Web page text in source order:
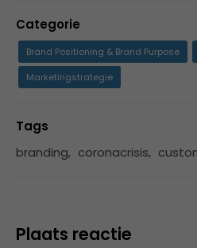
Categorie
Brand Positioning & Brand Purpose
Marketingstrategie
Tags
branding, coronacrisis,
Plaats reactie